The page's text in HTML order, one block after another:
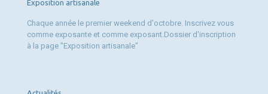
Exposition artisanale
Chaque année le premier weekend d'octobre. Inscrivez vous
comme exposante et comme exposant.Dossier d'inscription
à la page "Exposition artisanale"